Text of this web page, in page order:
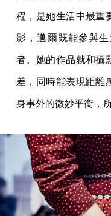
程，是她生活中最重
影，邁爾既能參與
者。她的作品就和攝
差，同時能表現距離
身事外的微妙平衡，